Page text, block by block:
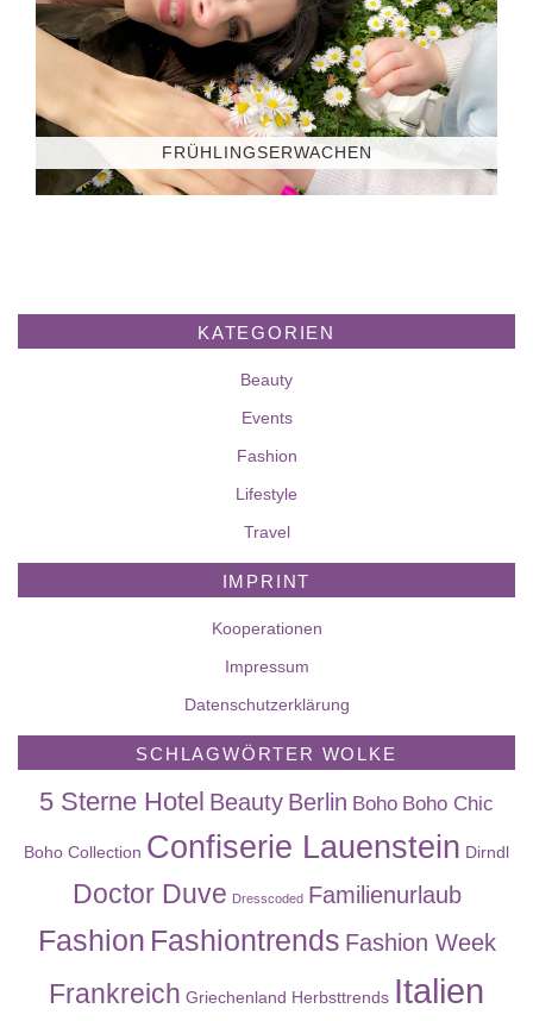
FRÜHLINGSERWACHEN
KATEGORIEN
Beauty
Events
Fashion
Lifestyle
Travel
IMPRINT
Kooperationen
Impressum
Datenschutzerklärung
SCHLAGWÖRTER WOLKE
5 Sterne Hotel Beauty Berlin Boho Boho Chic
Boho Collection Confiserie Lauenstein Dirndl
Doctor Duve Dresscoded Familienurlaub
Fashion Fashiontrends Fashion Week
Frankreich Griechenland Herbsttrends Italien